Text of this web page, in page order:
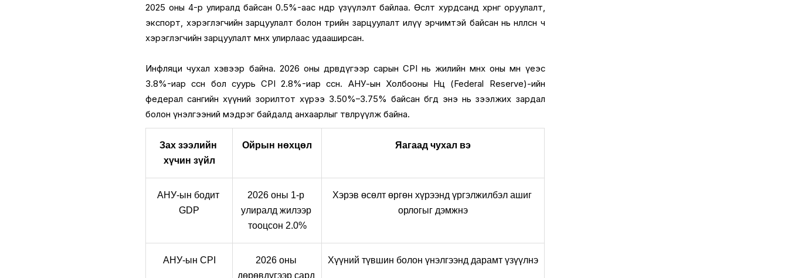
2025 оны 4-р улиралд байсан 0.5%-аас өндөр үзүүлэлт байлаа. Өсөлт хурдсанд хөрөнгө оруулалт,
экспорт, хэрэглэгчийн зарцуулалт болон төрийн зарцуулалт илүү эрчимтэй байсан нь нөлөөлсөн ч
хэрэглэгчийн зарцуулалт өмнөх улирлаас удааширсан.
Инфляци чухал хэвээр байна. 2026 оны дөрөвдүгээр сарын CPI нь жилийн өмнөх оны мөн үеэс
3.8%-иар өссөн бол суурь CPI 2.8%-иар өссөн. АНУ-ын Холбооны Нөөц (Federal Reserve)-ийн
федeрал сангийн хүүний зорилтот хүрээ 3.50%–3.75% байсан бөгөөд энэ нь зээлжих зардал
болон үнэлгээний мэдрэг байдалд анхаарлыг төвлөрүүлж байна.
Зах зээлийн
хүчин зүйл
Ойрын нөхцөл Яагаад чухал вэ
АНУ-ын бодит
GDP
2026 оны 1-р
улиралд жилээр
тооцсон 2.0%
Хэрэв өсөлт өргөн хүрээнд үргэлжилбэл ашиг
орлогыг дэмжнэ
АНУ-ын CPI
2026 оны
дөрөвдүгээр сард
Хүүний түвшин болон үнэлгээнд дарамт үзүүлнэ